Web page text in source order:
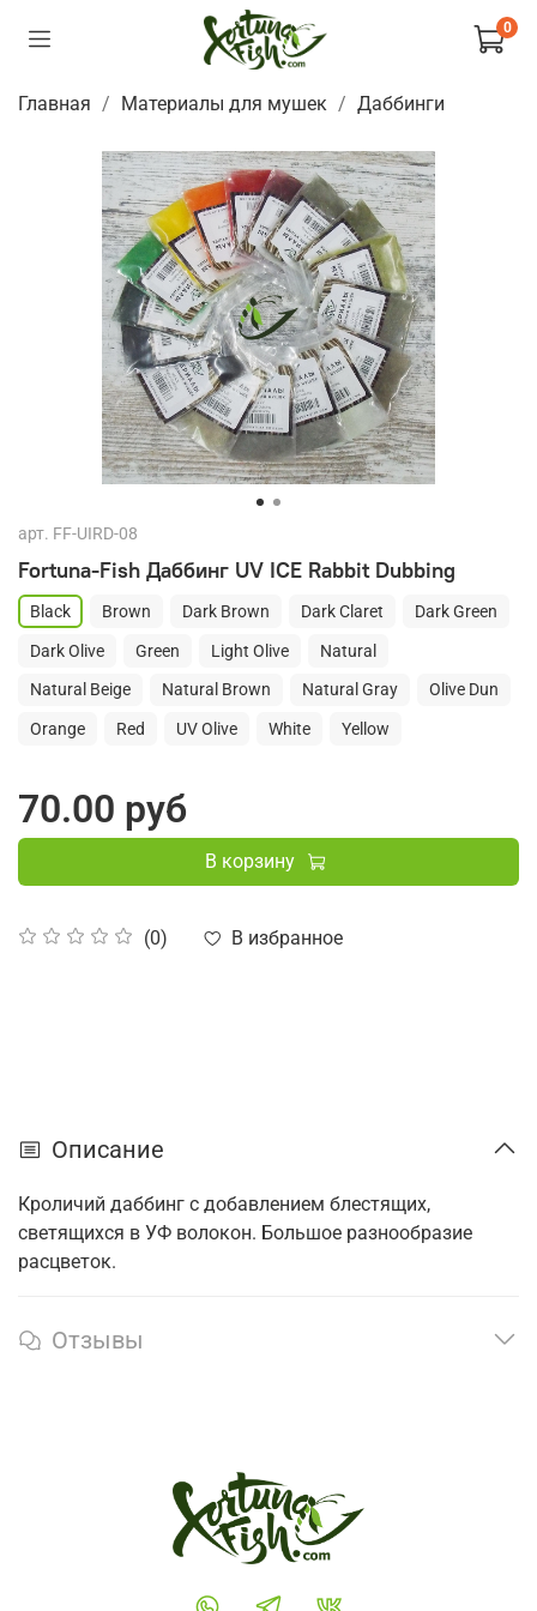
0
Главная Материалы для мушек Даббинги
арт. FF-UIRD-08
Fortuna-Fish Даббинг UV ICE Rabbit Dubbing
(0) В избранное
Black Brown Dark Brown Dark Claret Dark Green
Dark Olive Green Light Olive Natural
Natural Beige Natural Brown Natural Gray Olive Dun
Orange Red UV Olive White Yellow
70.00 руб
В корзину
Описание
Кроличий даббинг с добавлением блестящих,
светящихся в УФ волокон. Большое разнообразие
расцветок.
Отзывы